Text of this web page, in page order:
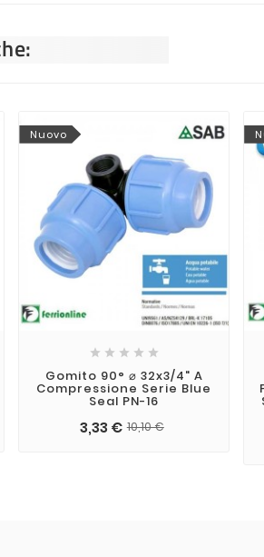
Nuovo
    
Gomito 90° ⌀ 32x3/4" A
Compressione Serie Blue
Seal PN-16
3,33 € 10,10 €